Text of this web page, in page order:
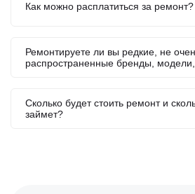
Как можно расплатиться за ремонт?
Ремонтируете ли вы редкие, не
распространенные бренды,
Сколько будет стоить ремонт и
займет?